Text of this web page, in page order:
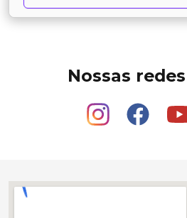
Nossas